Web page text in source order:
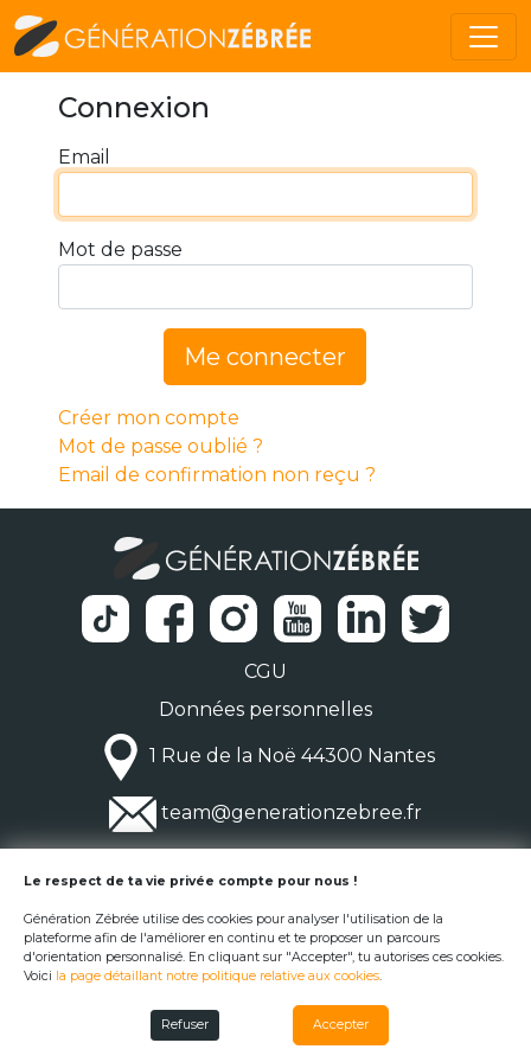
Connexion
Email
Mot de passe
Me connecter
Créer mon compte
Mot de passe oublié ?
Email de confirmation non reçu ?
CGU
Données personnelles
1 Rue de la Noë 44300 Nantes
team@generationzebree.fr
© Génération Zébrée 2026
Le respect de ta vie privée compte pour nous !
Génération Zébrée utilise des cookies pour analyser l'utilisation de la
plateforme afin de l'améliorer en continu et te proposer un parcours
d'orientation personnalisé. En cliquant sur "Accepter", tu autorises ces cookies.
Voici la page détaillant notre politique relative aux cookies.
Refuser Accepter